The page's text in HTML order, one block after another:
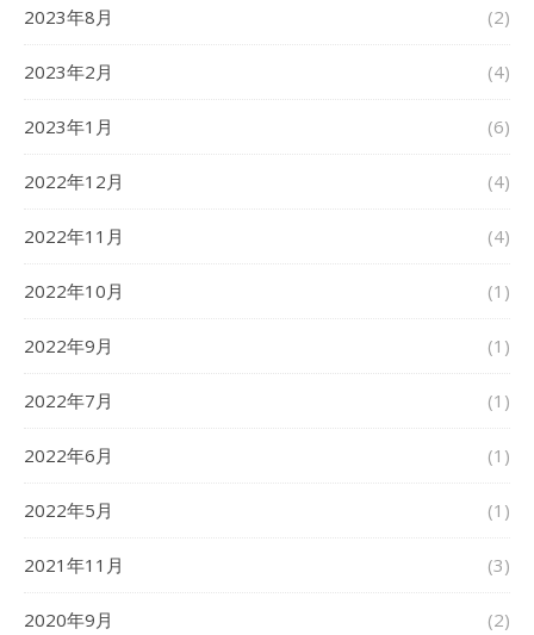
2023年8月 (2)
2023年2月 (4)
2023年1月 (6)
2022年12月 (4)
2022年11月 (4)
2022年10月 (1)
2022年9月 (1)
2022年7月 (1)
2022年6月 (1)
2022年5月 (1)
2021年11月 (3)
2020年9月 (2)